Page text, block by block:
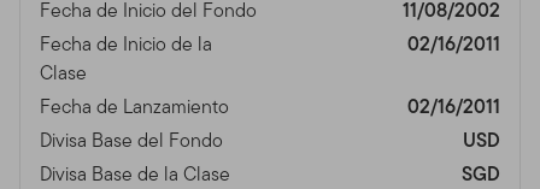
Fecha de Inicio del Fondo
11/08/2002
Fecha de Inicio de la
Clase
02/16/2011
Fecha de Lanzamiento
02/16/2011
Divisa Base del Fondo
USD
Divisa Base de la Clase
SGD